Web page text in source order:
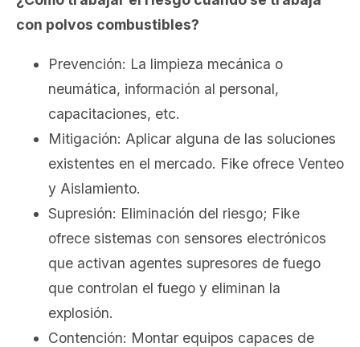
con polvos combustibles?
Prevención: La limpieza mecánica o
neumática, información al personal,
capacitaciones, etc.
Mitigación: Aplicar alguna de las soluciones
existentes en el mercado. Fike ofrece Venteo
y Aislamiento.
Supresión: Eliminación del riesgo; Fike
ofrece sistemas con sensores electrónicos
que activan agentes supresores de fuego
que controlan el fuego y eliminan la
explosión.
Contención: Montar equipos capaces de